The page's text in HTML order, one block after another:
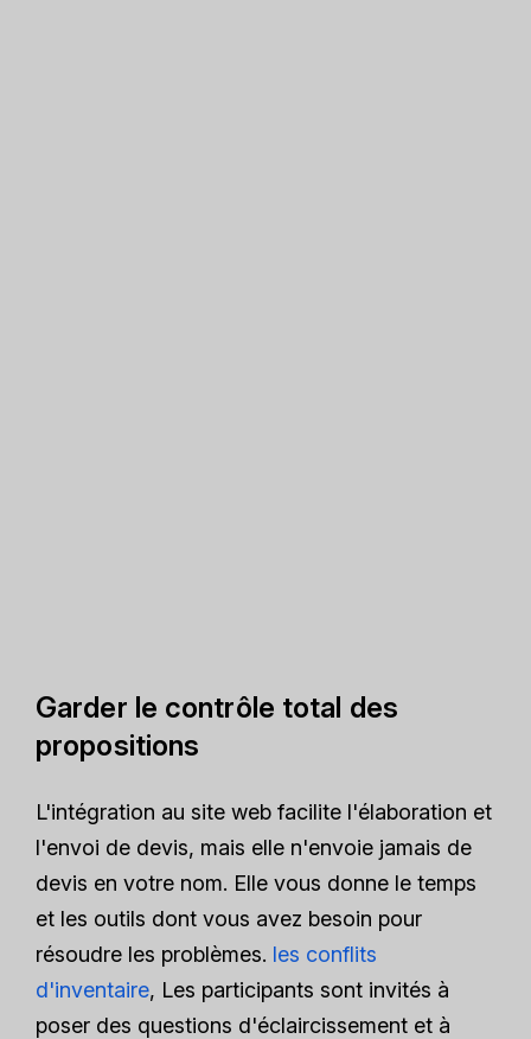
Garder le contrôle total des
propositions
L'intégration au site web facilite l'élaboration et
l'envoi de devis, mais elle n'envoie jamais de
devis en votre nom. Elle vous donne le temps
et les outils dont vous avez besoin pour
résoudre les problèmes. les conflits
d'inventaire, Les participants sont invités à
poser des questions d'éclaircissement et à